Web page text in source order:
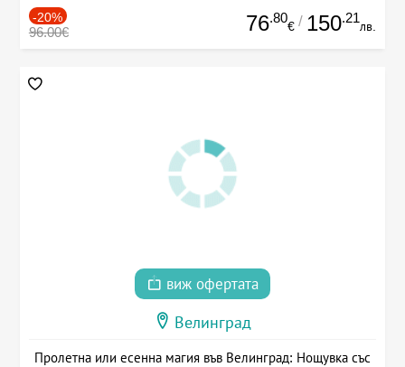
-20%
96.00€ 76.80
€ / 150.21
лв.
виж офертата
Велинград
Пролетна или есенна магия във Велинград: Нощувка със